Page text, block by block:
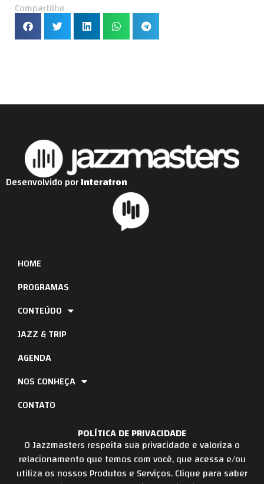
Compartilhe
POLÍTICA DE PRIVACIDADE
O Jazzmasters respeita sua privacidade e valoriza o
relacionamento que temos com você, que acessa e/ou
utiliza os nossos Produtos e Serviços. Clique para saber
HOME
PROGRAMAS
CONTEÚDO
JAZZ & TRIP
AGENDA
NOS CONHEÇA
CONTATO
Desenvolvido porInteratron